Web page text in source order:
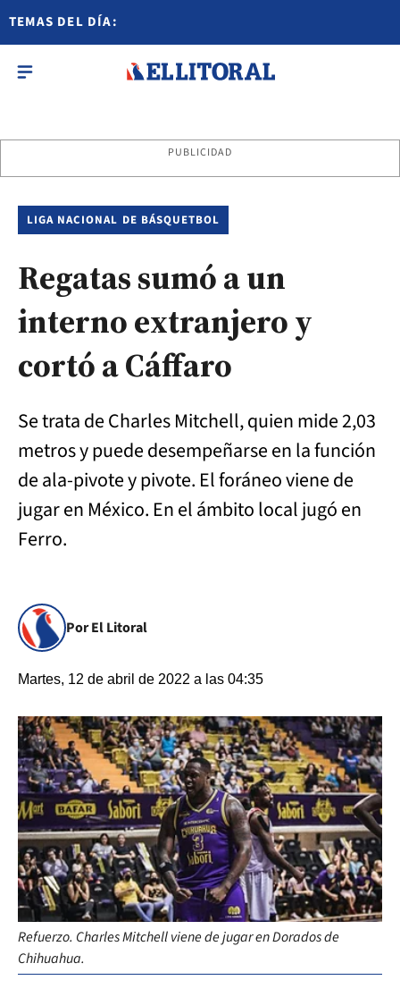
TEMAS DEL DÍA:
PUBLICIDAD
LIGA NACIONAL DE BÁSQUETBOL
Regatas sumó a un
interno extranjero y
cortó a Cáffaro
Se trata de Charles Mitchell, quien mide 2,03
metros y puede desempeñarse en la función
de ala-pivote y pivote. El foráneo viene de
jugar en México. En el ámbito local jugó en
Ferro.
Por El Litoral
Martes, 12 de abril de 2022 a las 04:35
Refuerzo. Charles Mitchell viene de jugar en Dorados de
Chihuahua.